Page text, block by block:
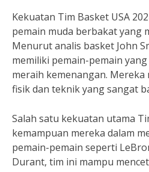
Kekuatan Tim Basket USA
pemain muda berbakat yang
Menurut analis basket John
memiliki pemain-pemain
meraih kemenangan.
fisik dan teknik yang sangat
Salah satu kekuatan utama
kemampuan mereka dalam
pemain-pemain seperti
Durant, tim ini mampu